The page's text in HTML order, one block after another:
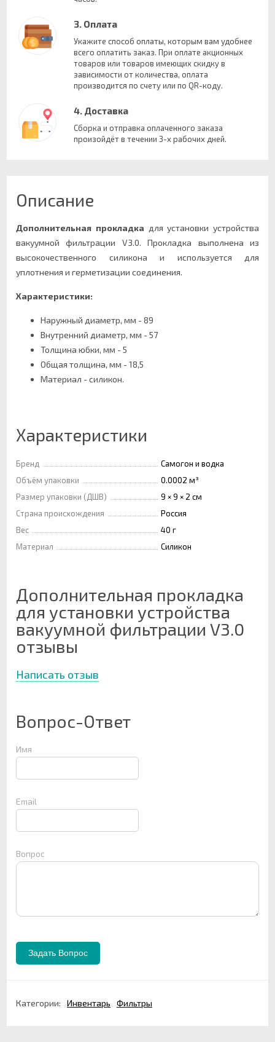
3. Оплата
Укажите способ оплаты, которым вам удобнее
всего оплатить заказ. При оплате акционных
товаров или товаров имеющих скидку в
зависимости от количества, оплата
производится по счету или по QR-коду.
4. Доставка
Сборка и отправка оплаченного заказа
произойдёт в течении 3-х рабочих дней.
Описание
Дополнительная прокладка для установки устройства
вакуумной фильтрации V3.0. Прокладка выполнена из
высокочественного силикона и используется для
уплотнения и герметизации соединения.
Характеристики:
Наружный диаметр, мм - 89
Внутренний диаметр, мм - 57
Толщина юбки, мм - 5
Общая толщина, мм - 18,5
Материал - силикон.
Характеристики
Бренд
Самогон и водка
Объём упаковки
0.0002 м³
Размер упаковки (ДШВ)
9 × 9 × 2 см
Страна происхождения
Россия
Вес
40 г
Материал
Силикон
Дополнительная прокладка
для установки устройства
вакуумной фильтрации V3.0
отзывы
Написать отзыв
Вопрос-Ответ
Имя
Email
Вопрос
Категории: Инвентарь Фильтры